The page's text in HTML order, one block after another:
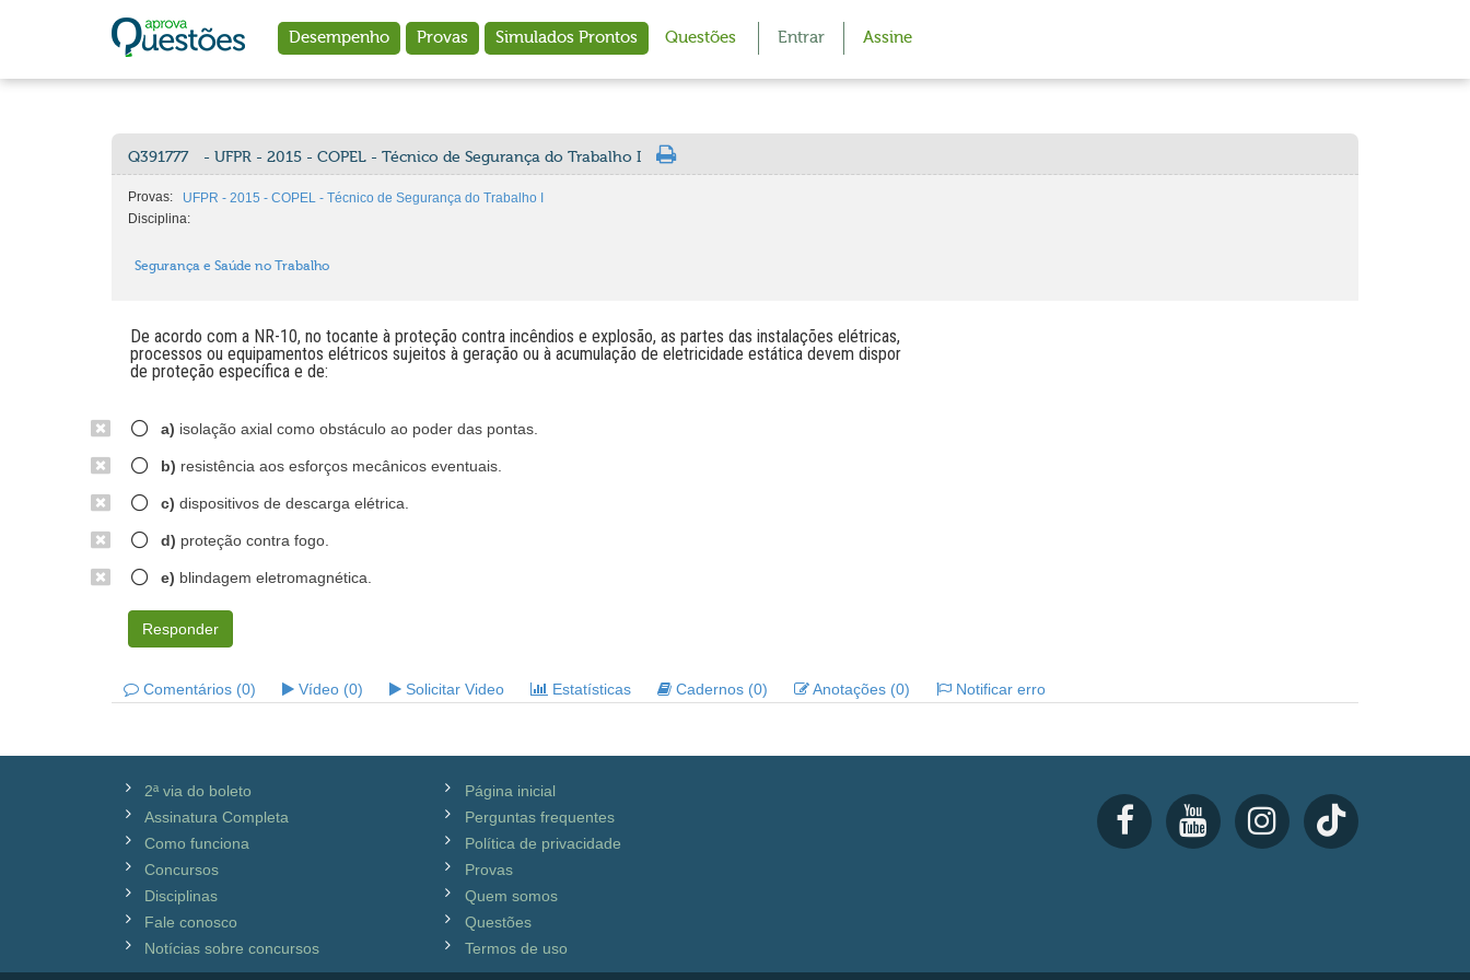
Desempenho Provas Simulados Prontos Questões Entrar Assine
Q391777 - UFPR - 2015 - COPEL - Técnico de Segurança do Trabalho I
Provas:
UFPR - 2015 - COPEL - Técnico de Segurança do Trabalho I
Disciplina:
Segurança e Saúde no Trabalho
De acordo com a NR-10, no tocante à proteção contra incêndios e explosão, as partes das instalações elétricas,
processos ou equipamentos elétricos sujeitos à geração ou à acumulação de eletricidade estática devem dispor
de proteção específica e de:
a) isolação axial como obstáculo ao poder das pontas.
b) resistência aos esforços mecânicos eventuais.
c) dispositivos de descarga elétrica.
d) proteção contra fogo.
e) blindagem eletromagnética.
Responder
Comentários (0) Vídeo (0) Solicitar Video Estatísticas Cadernos (0) Anotações (0) Notificar erro
2ª via do boleto
Assinatura Completa
Como funciona
Concursos
Disciplinas
Fale conosco
Notícias sobre concursos
Página inicial
Perguntas frequentes
Política de privacidade
Provas
Quem somos
Questões
Termos de uso